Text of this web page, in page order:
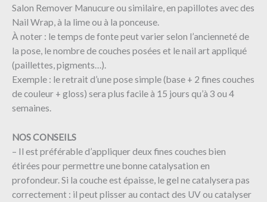
Salon Remover Manucure ou similaire, en papillotes avec des
Nail Wrap, à la lime ou à la ponceuse.
À noter : le temps de fonte peut varier selon l’ancienneté de
la pose, le nombre de couches posées et le nail art appliqué
(paillettes, pigments…).
Exemple : le retrait d’une pose simple (base + 2 fines couches
de couleur + gloss) sera plus facile à 15 jours qu’à 3 ou 4
semaines.
NOS CONSEILS
– Il est préférable d’appliquer deux fines couches bien
étirées pour permettre une bonne catalysation en
profondeur. Si la couche est épaisse, le gel ne catalysera pas
correctement : il peut plisser au contact des UV ou catalyser